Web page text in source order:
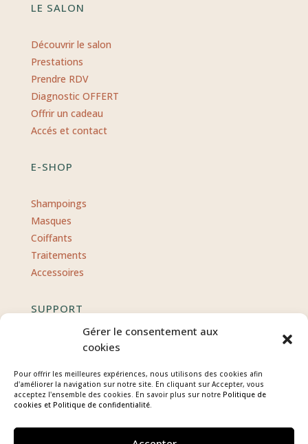
Gérer le consentement aux
cookies
Pour offrir les meilleures expériences, nous utilisons des cookies afin
d'améliorer la navigation sur notre site. En cliquant sur Accepter, vous
acceptez l'ensemble des cookies. En savoir plus sur notre Politique de
cookies et Politique de confidentialité.
LE SALON
Découvrir le salon
Prestations
Prendre RDV
Diagnostic OFFERT
Offrir un cadeau
Accés et contact
E-SHOP
Shampoings
Masques
Coiffants
Traitements
Accessoires
SUPPORT
Politique de confidentialité
Mentions légales